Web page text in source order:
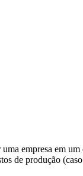
empresa em um
de produção (caso